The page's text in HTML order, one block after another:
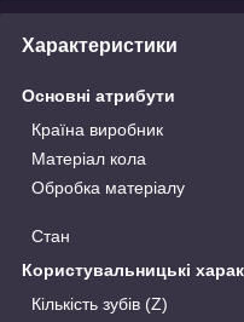
Характеристики
Основні атрибути
Країна виробник
Матеріал кола
Обробка матеріалу
Стан
Користувальницькі
Кількість зубів (Z)